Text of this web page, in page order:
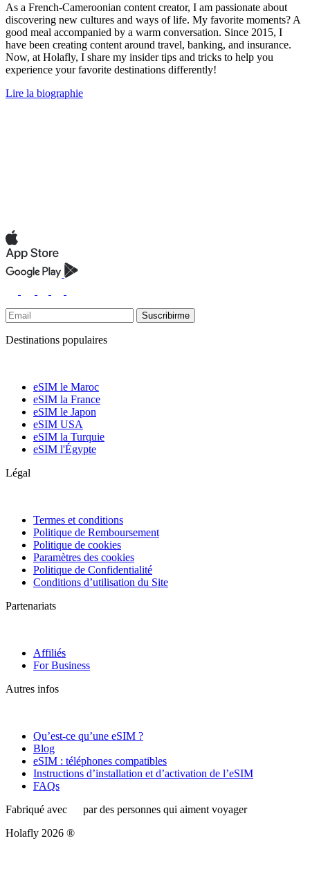
As a French-Cameroonian content creator, I am passionate about
discovering new cultures and ways of life. My favorite moments? A
good meal accompanied by a warm conversation. Since 2015, I
have been creating content around travel, banking, and insurance.
Now, at Holafly, I share my insider tips and tricks to help you
experience your favorite destinations differently!
Lire la biographie
Suscribirme
Destinations populaires
eSIM le Maroc
eSIM la France
eSIM le Japon
eSIM USA
eSIM la Turquie
eSIM l'Égypte
Légal
Termes et conditions
Politique de Remboursement
Politique de cookies
Paramètres des cookies
Politique de Confidentialité
Conditions d’utilisation du Site
Partenariats
Affiliés
For Business
Autres infos
Qu’est-ce qu’une eSIM ?
Blog
eSIM : téléphones compatibles
Instructions d’installation et d’activation de l’eSIM
FAQs
Fabriqué avec
par des personnes qui aiment voyager
Holafly 2026 ®